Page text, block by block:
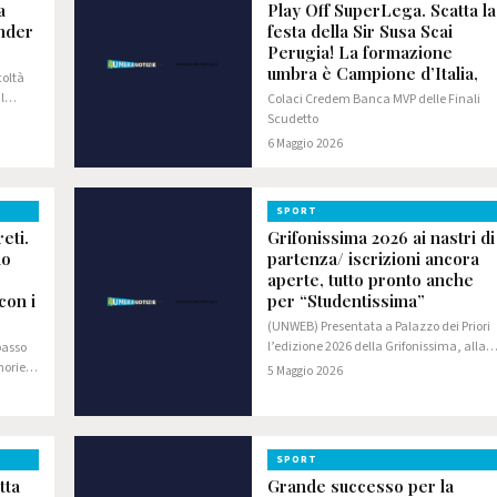
Play Off SuperLega. Scatta la
festa della Sir Susa Scai
Perugia! La formazione
umbra è Campione d’Italia,
Colaci Credem Banca MVP delle Finali
Scudetto
6 Maggio 2026
i
di
9
SPORT
Grifonissima 2026 ai nastri di
partenza/ iscrizioni ancora
aperte, tutto pronto anche
per “Studentissima”
(UNWEB) Presentata a Palazzo dei Priori
l’edizione 2026 della Grifonissima, alla
presenza dell’assessore allo sport del
5 Maggio 2026
SPORT
Grande successo per la